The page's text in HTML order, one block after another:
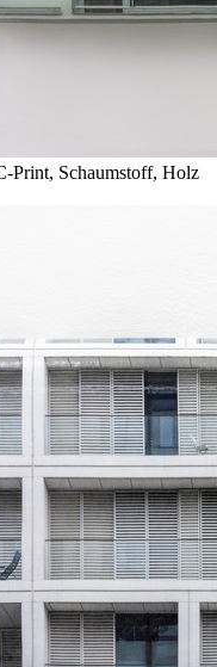
Print, Schaumstoff, Holz